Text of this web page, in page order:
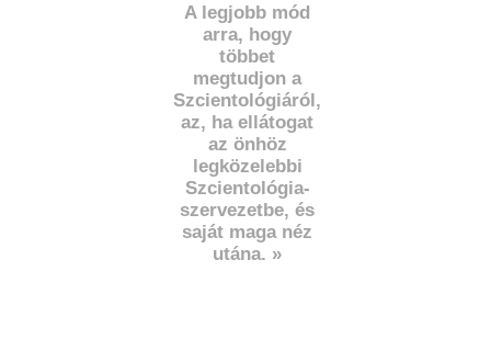
A legjobb mód
arra, hogy
többet
megtudjon a
Szcientológiáról,
az, ha ellátogat
az önhöz
legközelebbi
Szcientológia-
szervezetbe, és
saját maga néz
utána. »